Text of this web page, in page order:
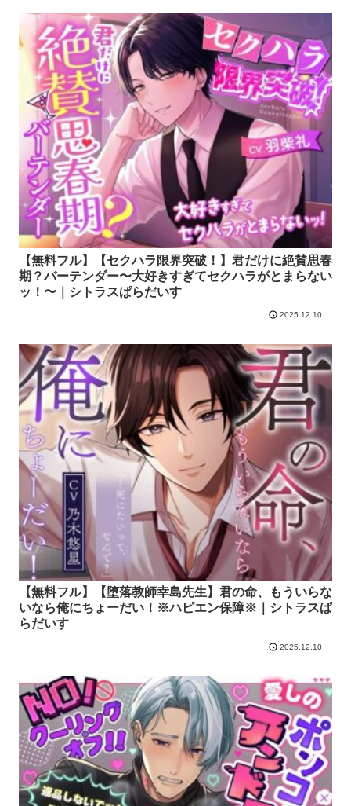
【無料フル】【セクハラ限界突破！】君だけに絶賛思春
期？バーテンダー〜大好きすぎてセクハラがとまらない
ッ！〜｜シトラスぱらだいす
2025.12.10
【無料フル】【堕落教師幸島先生】君の命、もういらな
いなら俺にちょーだい！※ハピエン保障※｜シトラスぱ
らだいす
2025.12.10